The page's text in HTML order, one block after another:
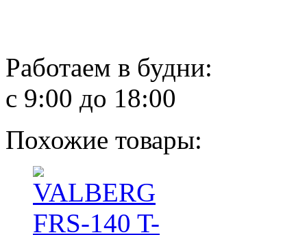
Работаем в будни:
с 9:00 до 18:00
Похожие товары: